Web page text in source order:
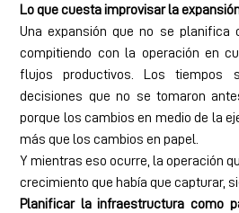
Lo que cuesta improvisar la
Una expansión que no se planifica
compitiendo con la operación en
flujos productivos. Los tiempos
decisiones que no se tomaron
porque los cambios en medio de la
más que los cambios en papel.
Y mientras eso ocurre, la operación
crecimiento que había que capturar,
Planificar la infraestructura como